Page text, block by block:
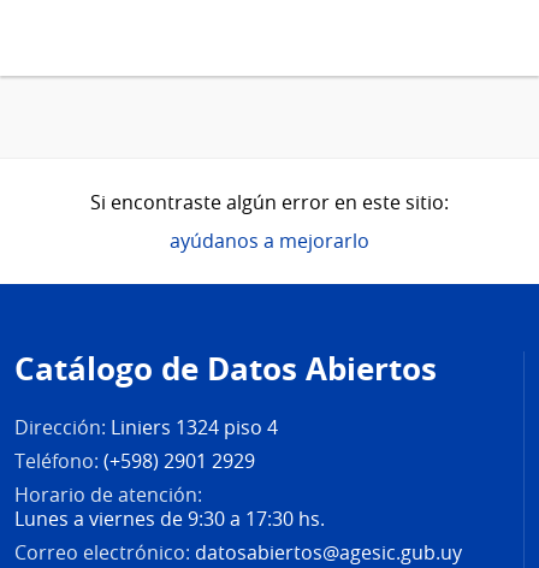
Si encontraste algún error en este sitio:
ayúdanos a mejorarlo
de
página
Catálogo de Datos Abiertos
Dirección: Liniers 1324 piso 4
Teléfono: (+598) 2901 2929
Horario de atención:
Lunes a viernes de 9:30 a 17:30 hs.
Correo electrónico: datosabiertos@agesic.gub.uy